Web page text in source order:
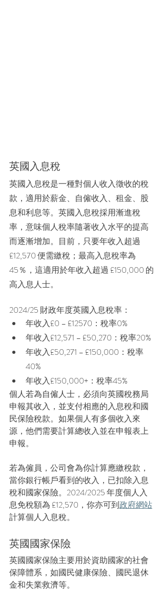
英國入息稅
英國入息稅是一種對個人收入徵收的稅
款，適用於薪金、自僱收入、租金、股
息和利息等。英國入息稅採用漸進稅
率，意味個人稅率隨著收入水平的提高
而逐漸增加。目前，只要年收入超過
£12,570 便需繳稅；最高入息稅率為
45％，這適用於年收入超過 £150,000 的
高入息人士。
2024/25 財政年度英國入息稅率：
年收入£0 – £12570：稅率0%
年收入£12,571 – £50,270：稅率20%
年收入£50,271 – £150,000：稅率
40%
年收入£150,000+：稅率45%
個人若為自僱人士，必須向英國稅務局
申報其收入，並支付相應的入息稅和國
民保險稅款。如果個人有多個收入來
源，他們需要計算總收入並在申報表上
申報。
若為僱員，公司會為你計算應繳稅款，
當你銀行帳戶看到的收入，已扣除入息
稅和國家保險。2024/2025 年度個人入
息免稅額為 £12,570，你亦可到政府網站
計算個人入息稅。
英國國家保險
英國國家保險主要用於資助國家的社會
保障體系，如國民健康保險、國民退休
金和失業救濟等。